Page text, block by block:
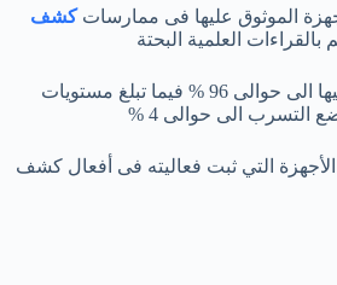
الموثوق عليها فى ممارسات كشف
بالقراءات العلمية البحتة
التي تبلغ مستويات الدقة فيها الى حوالى 96 % فيما تبلغ مستويات
الى حوالى 4 %
التي ثبت فعاليته فى أفعال كشف